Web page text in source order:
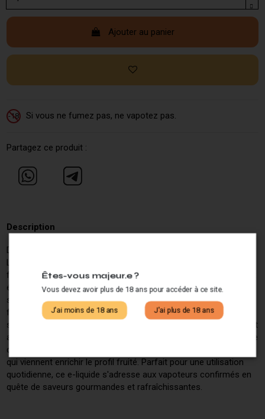
Ajouter au panier
-18 Si vous ne fumez pas, ne vapotez pas.
Partagez ce produit :
Description
Découvrez le e-liquide MYSTIC CHERRY de la gamme VAPE OF
LEGEND, un délicieux mélange fruité centré sur une cerise à la
fois sucrée et légèrement acidulée. Sa formulation parfaitement
équilibrée offre une sensation en bouche particulièrement
satisfaisante à chaque inhalation. Ce liquide pour vapoteuse en
format généreux de 50 ML est idéal pour les amateurs de
saveurs fruitées recherchant une expérience aromatique riche et
authentique. La qualité de ses ingrédients garantit un rendu fidèle
de la cerise, accompagné de subtiles notes complémentaires
qui viennent enrichir le profil fruité. Parfait pour une utilisation
quotidienne, ce e-liquide s'adresse aux vapoteurs confirmés en
quête de saveurs gourmandes et rafraîchissantes.
Êtes-vous majeur.e ?
Vous devez avoir plus de 18 ans pour accéder à ce site.
J'ai moins de 18 ans J'ai plus de 18 ans